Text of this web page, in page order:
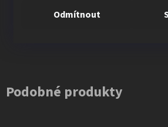
Odmítnout
Všechna hodnocení
Podobné produkty